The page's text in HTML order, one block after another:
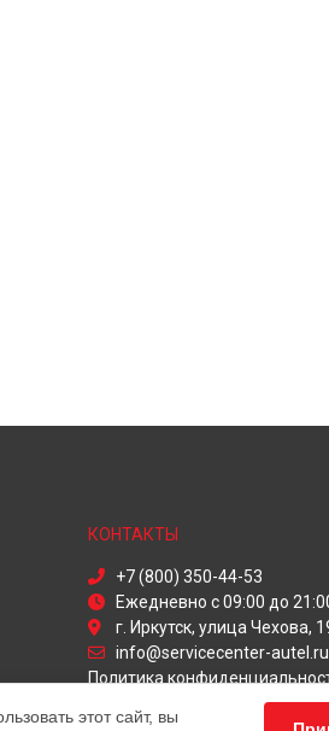
КОНТАКТЫ
+7 (800) 350-44-53
Ежедневно с 09:00 до
г. Иркутск, улица Чехова,
info@servicecenter-autel.ru
Политика
Способы оплаты
этот сайт, вы